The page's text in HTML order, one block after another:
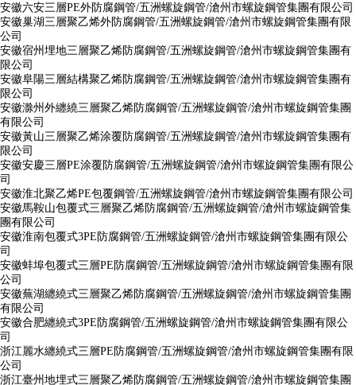
安徽六安三層PE外防腐鋼管/五洲螺旋鋼管/滄州市螺旋鋼管集團有限公司
安徽巢湖三層聚乙烯外防腐鋼管/五洲螺旋鋼管/滄州市螺旋鋼管集團有限
公司
安徽宿州埋地三層聚乙烯防腐鋼管/五洲螺旋鋼管/滄州市螺旋鋼管集團有
限公司
安徽阜陽三層結構聚乙烯防腐鋼管/五洲螺旋鋼管/滄州市螺旋鋼管集團有
限公司
安徽滁州外纏繞三層聚乙烯防腐鋼管/五洲螺旋鋼管/滄州市螺旋鋼管集團
有限公司
安徽黃山三層聚乙烯涂覆防腐鋼管/五洲螺旋鋼管/滄州市螺旋鋼管集團有
限公司
安徽安慶三層PE涂覆防腐鋼管/五洲螺旋鋼管/滄州市螺旋鋼管集團有限公
司
安徽淮北聚乙烯PE包覆鋼管/五洲螺旋鋼管/滄州市螺旋鋼管集團有限公司
安徽馬鞍山包覆式三層聚乙烯防腐鋼管/五洲螺旋鋼管/滄州市螺旋鋼管集
團有限公司
安徽淮南包覆式3PE防腐鋼管/五洲螺旋鋼管/滄州市螺旋鋼管集團有限公
司
安徽蚌埠包覆式三層PE防腐鋼管/五洲螺旋鋼管/滄州市螺旋鋼管集團有限
公司
安徽蕪湖纏繞式三層聚乙烯防腐鋼管/五洲螺旋鋼管/滄州市螺旋鋼管集團
有限公司
安徽合肥纏繞式3PE防腐鋼管/五洲螺旋鋼管/滄州市螺旋鋼管集團有限公
司
浙江麗水纏繞式三層PE防腐鋼管/五洲螺旋鋼管/滄州市螺旋鋼管集團有限
公司
浙江臺州地埋式三層聚乙烯防腐鋼管/五洲螺旋鋼管/滄州市螺旋鋼管集團